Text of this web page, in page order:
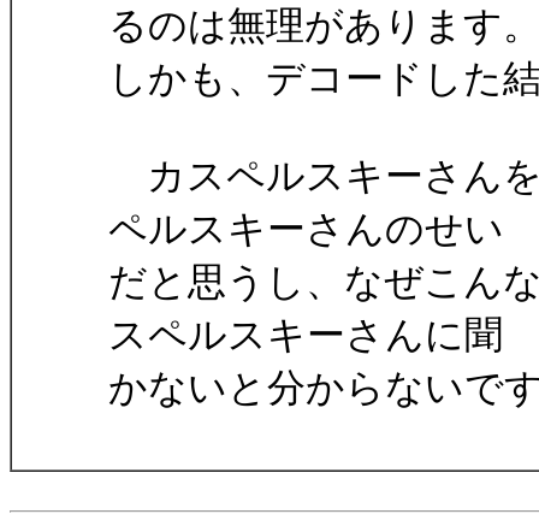
るのは無理があります
しかも、デコードした
カスペルスキーさん
ペルスキーさんのせい
だと思うし、なぜこん
スペルスキーさんに聞
かないと分からないで